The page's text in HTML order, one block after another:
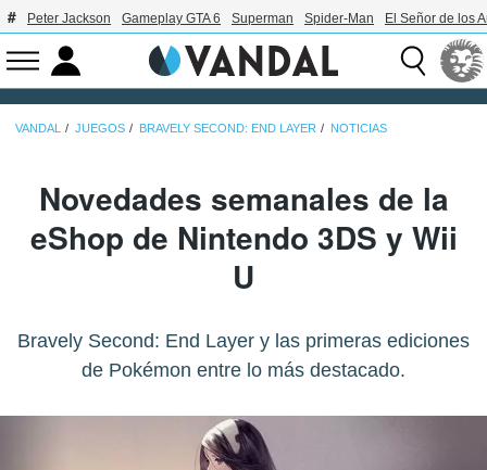
Peter Jackson Gameplay GTA 6 Superman Spider-Man El Señor de los
VANDAL JUEGOS BRAVELY SECOND: END LAYER NOTICIAS
Novedades semanales de la
eShop de Nintendo 3DS y Wii
U
Bravely Second: End Layer y las primeras ediciones
de Pokémon entre lo más destacado.